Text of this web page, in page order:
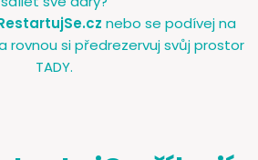
nebo se podívej na
rovnou si předrezervuj svůj prostor
TADY.